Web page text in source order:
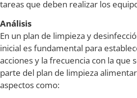
tareas que deben realizar los
Análisis
En un plan de limpieza y
inicial es fundamental para
acciones y la frecuencia con la que
parte del plan de limpieza
aspectos como: